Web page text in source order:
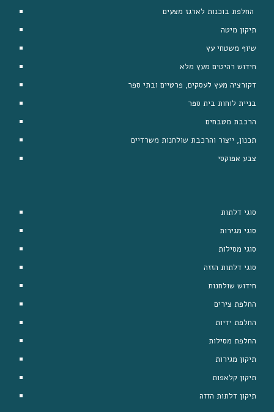
תיקון מיטה
שיוף משטחי עץ
חידוש רהיטים מעץ מלא
דקורציה מעץ לעסקים, פרטיים ובתי ספר
בניית לוחות בית ספר
הרכבת מטבחים
תכנון, ייצור והרכבת שולחנות משרדיים
צבע אפוקסי
סוגי דלתות
סוגי מגירות
סוגי מסילות
סוגי דלתות הזזה
חידוש שולחנות
החלפת צירים
החלפת ידיות
החלפת מסילות
תיקון מגירות
תיקון קלאפות
תיקון דלתות הזזה